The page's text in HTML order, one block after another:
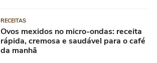
RECEITAS
Ovos mexidos no micro-ondas: receita
rápida, cremosa e saudável para o café
da manhã